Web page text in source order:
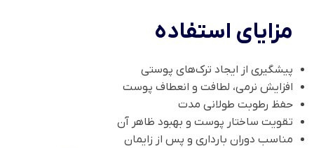
مزایای استفاده
پیشگیری از ایجاد ترک‌های پوستی
افزایش نرمی، لطافت و انعطاف پوست
حفظ رطوبت طولانی مدت
تقویت ساختار پوست و بهبود ظاهر آن
مناسب دوران بارداری و پس از زایمان